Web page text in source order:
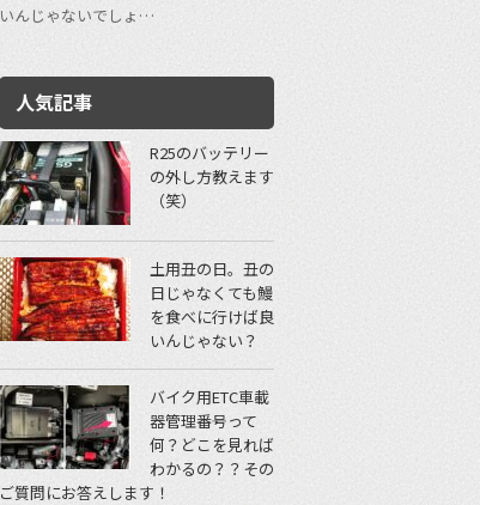
いんじゃないでしょ…
人気記事
R25のバッテリー
の外し方教えます
（笑）
土用丑の日。丑の
日じゃなくても鰻
を食べに行けば良
いんじゃない？
バイク用ETC車載
器管理番号って
何？どこを見れば
わかるの？？その
ご質問にお答えします！